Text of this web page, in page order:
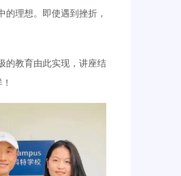
理想。即使遇到挫折，
的教育由此实现，讲座结